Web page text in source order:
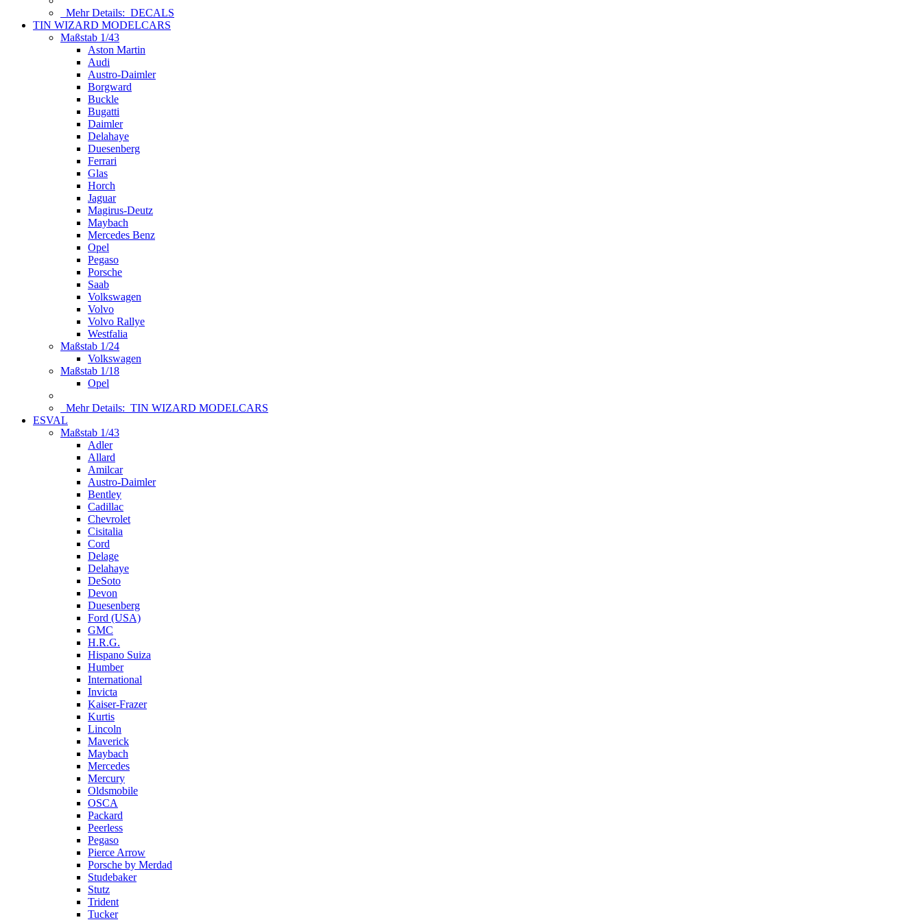
Mehr Details: DECALS
TIN WIZARD MODELCARS
Maßstab 1/43
Aston Martin
Audi
Austro-Daimler
Borgward
Buckle
Bugatti
Daimler
Delahaye
Duesenberg
Ferrari
Glas
Horch
Jaguar
Magirus-Deutz
Maybach
Mercedes Benz
Opel
Pegaso
Porsche
Saab
Volkswagen
Volvo
Volvo Rallye
Westfalia
Maßstab 1/24
Volkswagen
Maßstab 1/18
Opel
Mehr Details: TIN WIZARD MODELCARS
ESVAL
Maßstab 1/43
Adler
Allard
Amilcar
Austro-Daimler
Bentley
Cadillac
Chevrolet
Cisitalia
Cord
Delage
Delahaye
DeSoto
Devon
Duesenberg
Ford (USA)
GMC
H.R.G.
Hispano Suiza
Humber
International
Invicta
Kaiser-Frazer
Kurtis
Lincoln
Maverick
Maybach
Mercedes
Mercury
Oldsmobile
OSCA
Packard
Peerless
Pegaso
Pierce Arrow
Porsche by Merdad
Studebaker
Stutz
Trident
Tucker